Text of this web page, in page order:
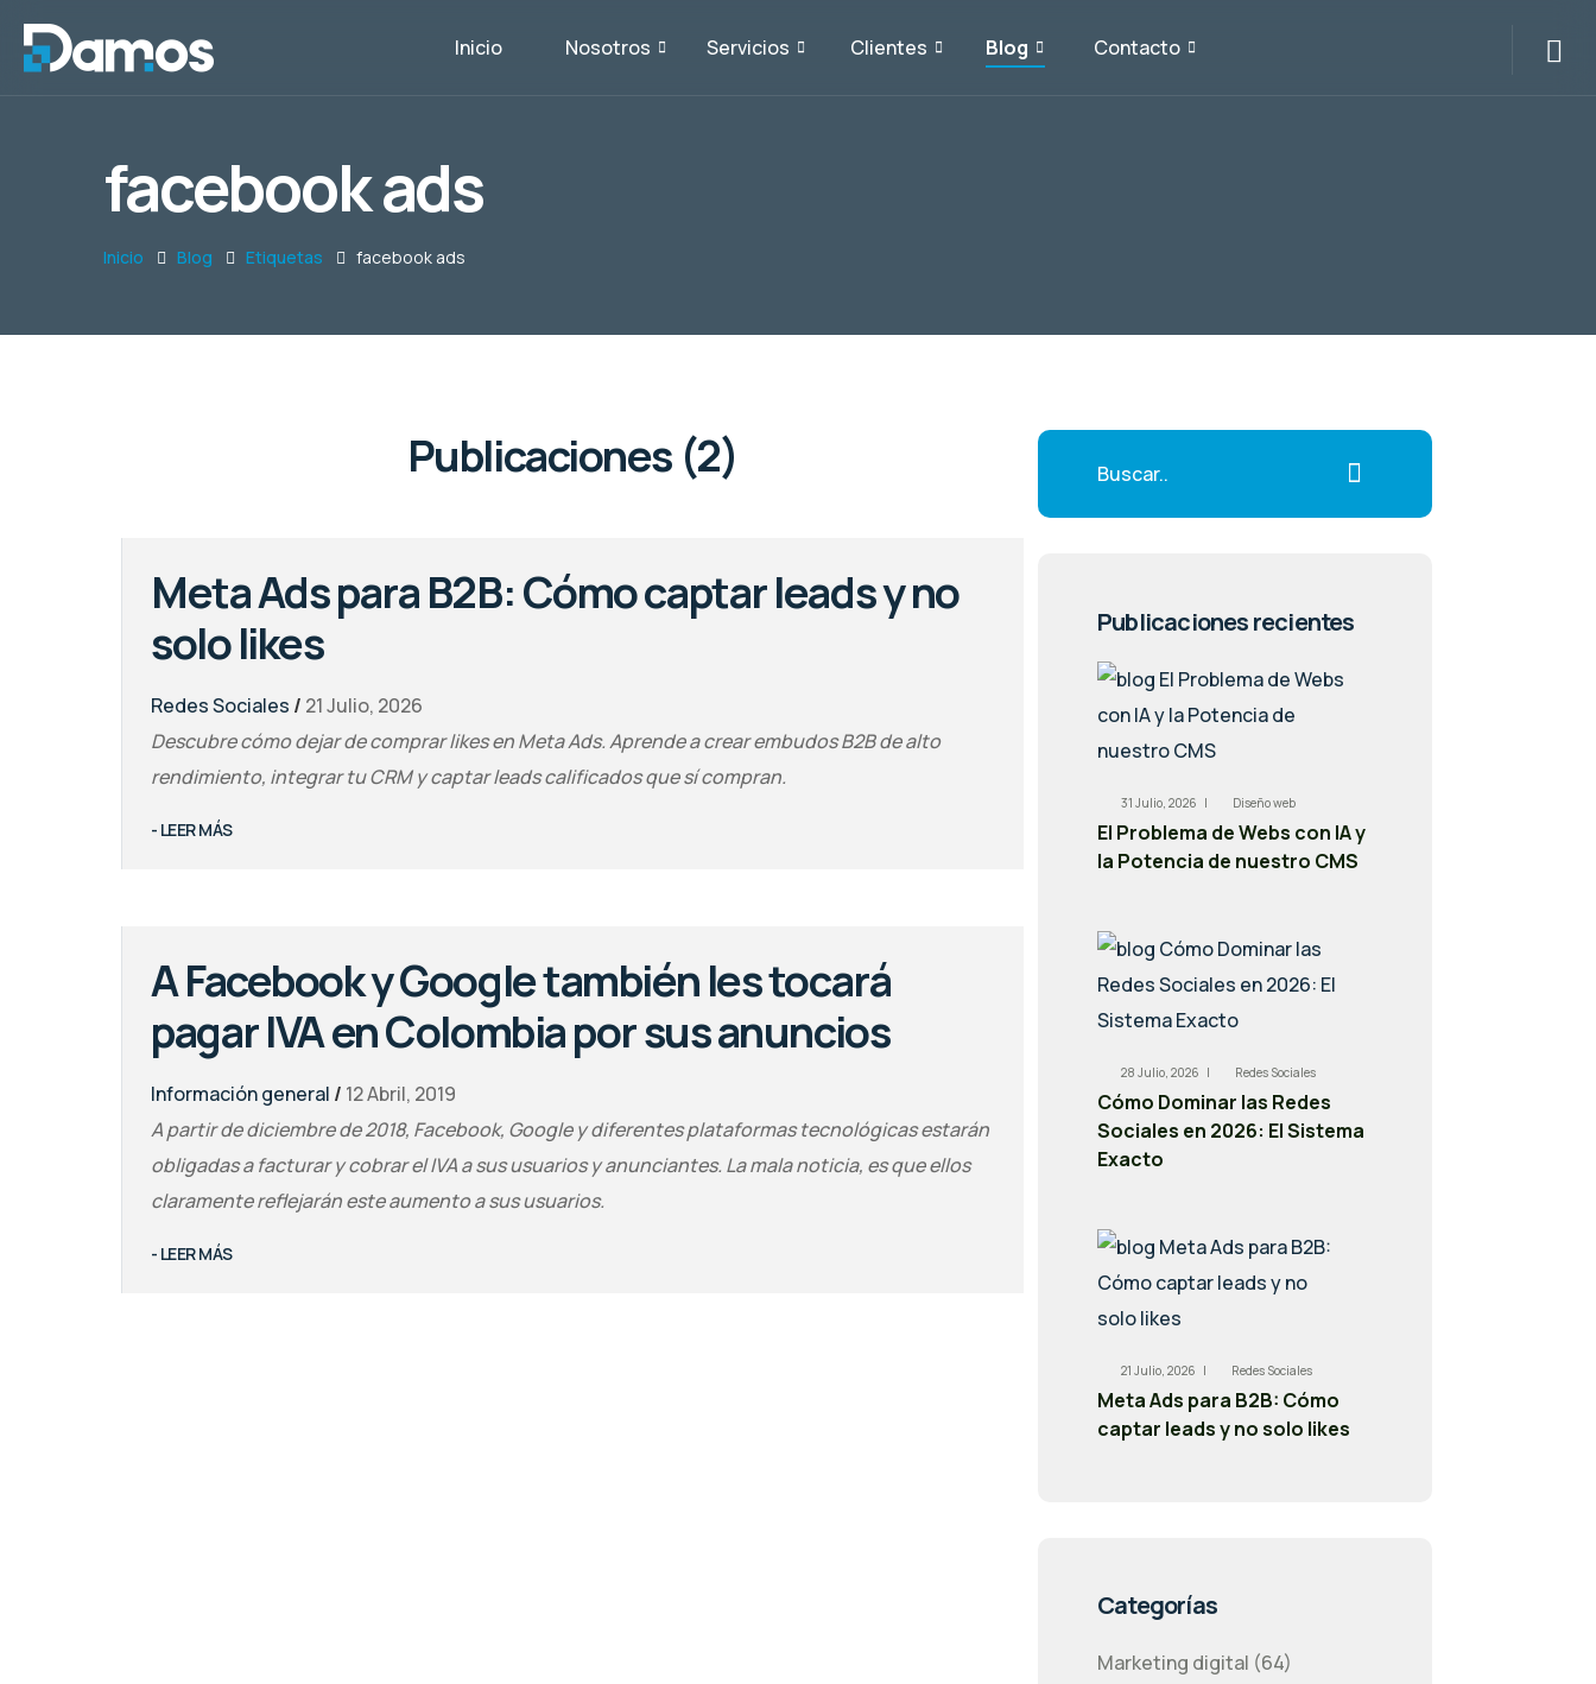
Inicio Nosotros Servicios Clientes Blog Contacto
facebook ads
Inicio Blog Etiquetas facebook ads
Publicaciones (2)
Meta Ads para B2B: Cómo captar leads y no
solo likes
Redes Sociales / 21 Julio, 2026
Descubre cómo dejar de comprar likes en Meta Ads. Aprende a crear embudos B2B de alto
rendimiento, integrar tu CRM y captar leads calificados que sí compran.
- LEER MÁS
A Facebook y Google también les tocará
pagar IVA en Colombia por sus anuncios
Información general / 12 Abril, 2019
A partir de diciembre de 2018, Facebook, Google y diferentes plataformas tecnológicas estarán
obligadas a facturar y cobrar el IVA a sus usuarios y anunciantes. La mala noticia, es que ellos
claramente reflejarán este aumento a sus usuarios.
- LEER MÁS
Publicaciones recientes
31 Julio, 2026 | Diseño web
El Problema de Webs con IA y
la Potencia de nuestro CMS
28 Julio, 2026 | Redes Sociales
Cómo Dominar las Redes
Sociales en 2026: El Sistema
Exacto
21 Julio, 2026 | Redes Sociales
Meta Ads para B2B: Cómo
captar leads y no solo likes
Categorías
Marketing digital (64)